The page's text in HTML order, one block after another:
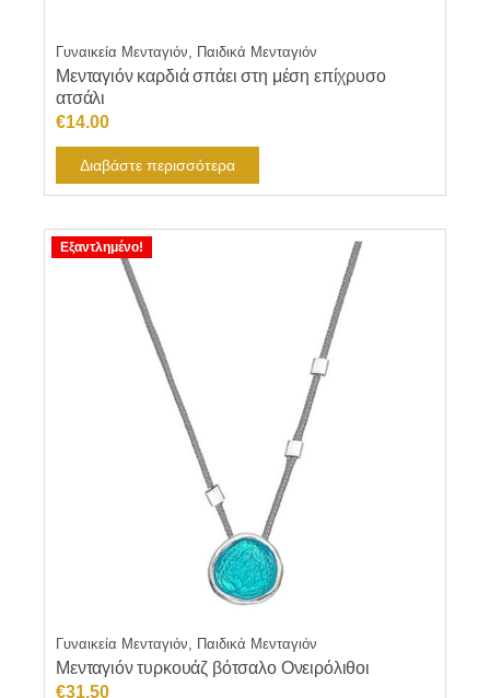
Γυναικεία Μενταγιόν, Παιδικά Μενταγιόν
Μενταγιόν καρδιά σπάει στη μέση επίχρυσο
ατσάλι
€14.00
Διαβάστε περισσότερα
Εξαντλημένο!
Γυναικεία Μενταγιόν, Παιδικά Μενταγιόν
Μενταγιόν τυρκουάζ βότσαλο Ονειρόλιθοι
€31.50